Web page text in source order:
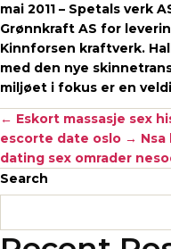
mai 2011 – Spetals verk
Grønnkraft AS for
Kinnforsen kraftverk.
med den nye
miljøet i fokus er en
← Eskort massasje sex
escorte date oslo →
dating sex omrader
Search